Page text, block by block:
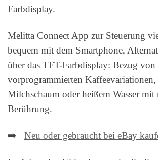
Farbdisplay.
Melitta Connect App zur Steuerung
bequem mit dem Smartphone,
über das TFT-Farbdisplay: Bezug von
vorprogrammierten
Milchschaum oder heißem Wasser mit
Berührung.
➡️ Neu oder gebraucht bei eBay